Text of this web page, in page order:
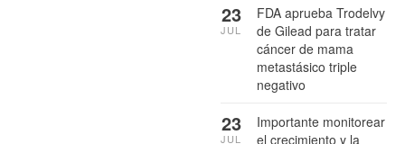
FDA aprueba Trodelvy
de Gilead para tratar
cáncer de mama
metastásico triple
negativo
23
JUL
Importante monitorear
el crecimiento y la
23
JUL